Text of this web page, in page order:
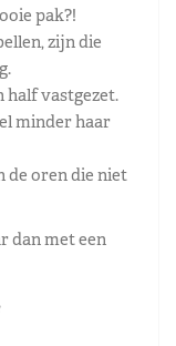
pak?!
zijn die
half vastgezet.
minder haar
de oren die niet
dan met een